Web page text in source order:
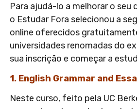
Para ajudá-lo a melhorar o seu
o Estudar Fora selecionou a
online oferecidos
universidades renomadas do
sua inscrição e começar a
1. English Grammar and
Neste curso, feito pela UC